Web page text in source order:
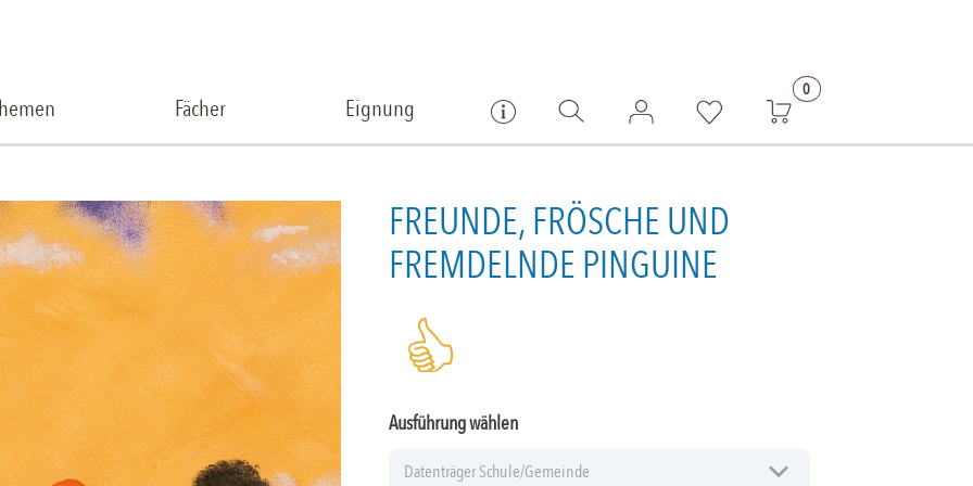
Fächer Eignung
0
FREUNDE, FRÖSCHE UND
FREMDELNDE PINGUINE
Ausführung wählen